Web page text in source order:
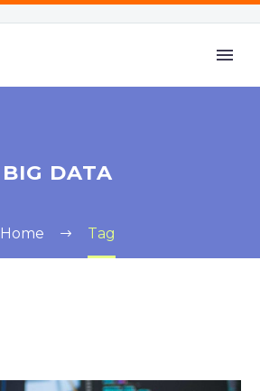
BIG DATA
Home Tag